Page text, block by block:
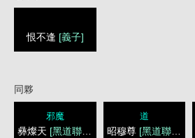
恨不逢 [義子]
同夥
邪魔
彝燦天 [黑道聯盟]
道
昭穆尊 [黑道聯盟]